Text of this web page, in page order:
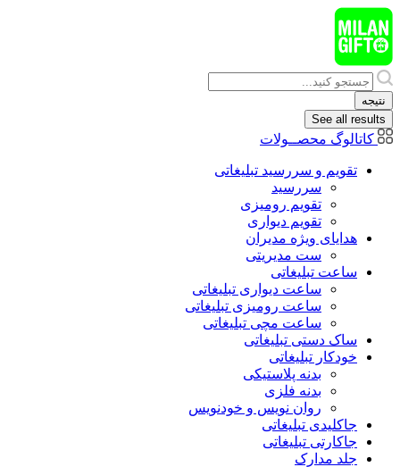
پرش
به
محتوا
Search
...
نتیجه
See all results
کاتالوگ محصــولات
تقویم و سررسید تبلیغاتی
سررسید
تقویم رومیزی
تقویم دیواری
هدایای ويژه مدیران
ست مدیریتی
ساعت تبلیغاتی
ساعت دیواری تبلیغاتی
ساعت رومیزی تبلیغاتی
ساعت مچی تبلیغاتی
ساک دستی تبلیغاتی
خودکار تبلیغاتی
بدنه پلاستیکی
بدنه فلزی
روان نویس و خودنویس
جاکلیدی تبلیغاتی
جاکارتی تبلیغاتی
جلد مدارک